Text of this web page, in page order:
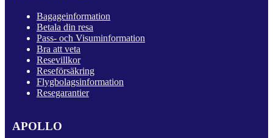
Bagageinformation
Betala din resa
Pass- och Visuminformation
Bra att veta
Resevillkor
Reseförsäkring
Flygbolagsinformation
Resegarantier
APOLLO